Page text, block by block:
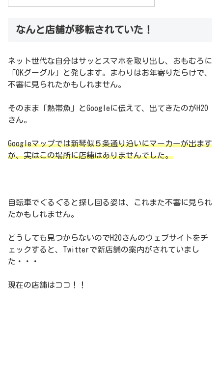
なんと店舗が移転されていた！
ネット世代な自分はサッとスマホを取り出し、おもむろに
「OKグーグル」と発します。まわりはお年寄りだらけで、
不審に見られたかもしれません。
そのまま「熱帯魚」とGoogleに伝えて、出てきたのがH2O
さん。
Googleマップでは新琴似５条通り沿いにマーカーが出ます
が、実はこの場所に店舗はありませんでした。
自転車でぐるぐると探し回る姿は、これまた不審に見られ
たかもしれません。
どうしても見つからないのでH2Oさんのウェブサイトをチ
ェックすると、Twitterで新店舗の案内がされていまし
た・・・
現在の店舗はココ！！